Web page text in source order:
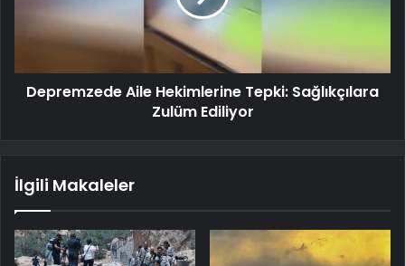
Depremzede Aile Hekimlerine Tepki: Sağlıkçılara
Zulüm Ediliyor
İlgili Makaleler